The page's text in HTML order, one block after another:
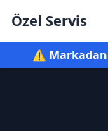
Özel Servis
⚠️ Markadan